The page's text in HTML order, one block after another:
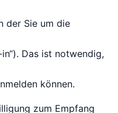
der Sie um die
Das ist notwendig,
können.
zum Empfang